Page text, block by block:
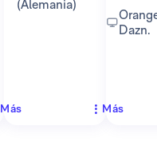
(Alemania)
Más
Orange TV y
Dazn.
Más